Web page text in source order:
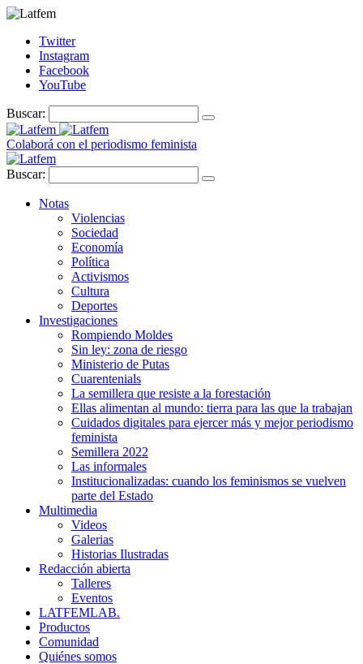
Twitter
Instagram
Facebook
YouTube
Buscar:
Colaborá con el periodismo feminista
Buscar:
Notas
Violencias
Sociedad
Economía
Política
Activismos
Cultura
Deportes
Investigaciones
Rompiendo Moldes
Sin ley: zona de riesgo
Ministerio de Putas
Cuarentenials
La semillera que resiste a la forestación
Ellas alimentan al mundo: tierra para las que la trabajan
Cuidados digitales para ejercer más y mejor periodismo
feminista
Semillera 2022
Las informales
Institucionalizadas: cuando los feminismos se vuelven
parte del Estado
Multimedia
Videos
Galerias
Historias Ilustradas
Redacción abierta
Talleres
Eventos
LATFEMLAB.
Productos
Comunidad
Quiénes somos